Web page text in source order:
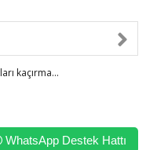
kaçırma...
bilgileriniz 256bit
WhatsApp Destek Hattı